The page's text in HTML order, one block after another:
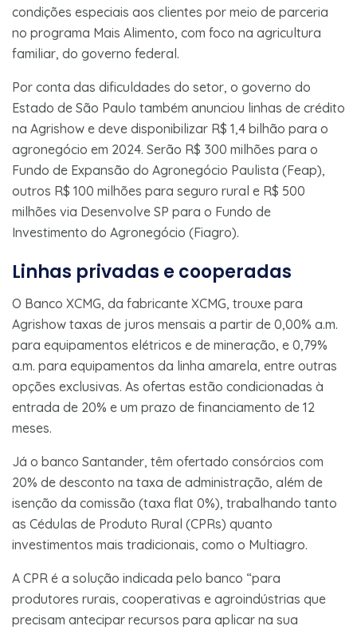
condições especiais aos clientes por meio de parceria
no programa Mais Alimento, com foco na agricultura
familiar, do governo federal.
Por conta das dificuldades do setor, o governo do
Estado de São Paulo também anunciou linhas de crédito
na Agrishow e deve disponibilizar R$ 1,4 bilhão para o
agronegócio em 2024. Serão R$ 300 milhões para o
Fundo de Expansão do Agronegócio Paulista (Feap),
outros R$ 100 milhões para seguro rural e R$ 500
milhões via Desenvolve SP para o Fundo de
Investimento do Agronegócio (Fiagro).
Linhas privadas e cooperadas
O Banco XCMG, da fabricante XCMG, trouxe para
Agrishow taxas de juros mensais a partir de 0,00% a.m.
para equipamentos elétricos e de mineração, e 0,79%
a.m. para equipamentos da linha amarela, entre outras
opções exclusivas. As ofertas estão condicionadas à
entrada de 20% e um prazo de financiamento de 12
meses.
Já o banco Santander, têm ofertado consórcios com
20% de desconto na taxa de administração, além de
isenção da comissão (taxa flat 0%), trabalhando tanto
as Cédulas de Produto Rural (CPRs) quanto
investimentos mais tradicionais, como o Multiagro.
A CPR é a solução indicada pelo banco “para
produtores rurais, cooperativas e agroindústrias que
precisam antecipar recursos para aplicar na sua